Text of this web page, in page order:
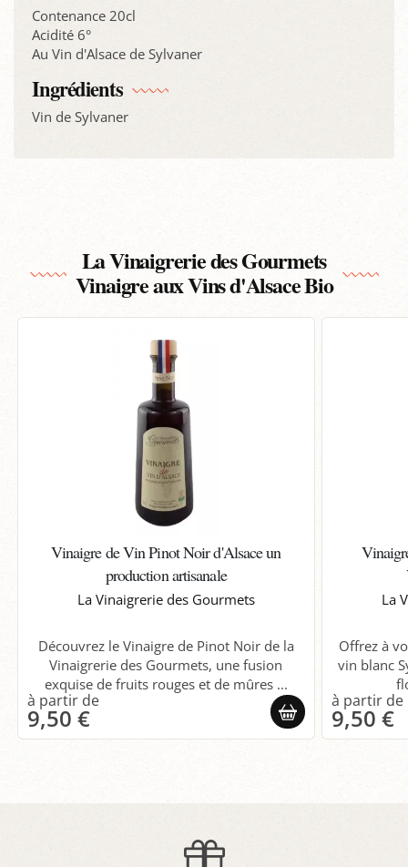
Contenance 20cl
Acidité 6°
Au Vin d'Alsace de Sylvaner
Ingrédients
Vin de Sylvaner
La Vinaigrerie des Gourmets
Vinaigre aux Vins d'Alsace Bio
Vinaigre de Vin Pinot Noir d'Alsace un
production artisanale
La Vinaigrerie des Gourmets
Découvrez le Vinaigre de Pinot Noir de la
Vinaigrerie des Gourmets, une fusion
exquise de fruits rouges et de mûres ...
9,50 €
La
Offrez à
vin blanc
9,50 €